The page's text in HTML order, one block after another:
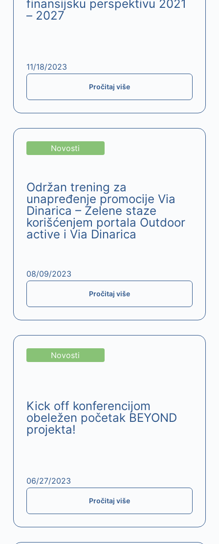
finansijsku perspektivu 2021
– 2027
11/18/2023
Pročitaj više
Novosti
Održan trening za
unapređenje promocije Via
Dinarica – Zelene staze
korišćenjem portala Outdoor
active i Via Dinarica
08/09/2023
Pročitaj više
Novosti
Kick off konferencijom
obeležen početak BEYOND
projekta!
06/27/2023
Pročitaj više